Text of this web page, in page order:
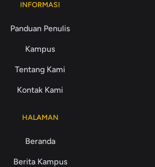
INFORMASI
Panduan Penulis
Kampus
Tentang Kami
Kontak Kami
HALAMAN
Beranda
Berita Kampus